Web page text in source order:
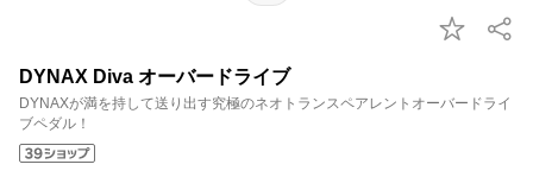
DYNAX Diva オーバードライブ
DYNAXが満を持して送り出す究極のネオトランスペアレントオーバードライ
ブペダル！